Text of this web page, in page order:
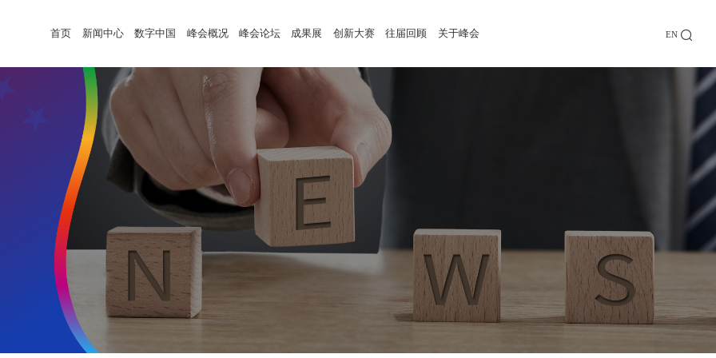
EN
首页 新闻中心 数字中国 峰会概况 峰会论坛 成果展 创新大赛 往届回顾 关于峰会